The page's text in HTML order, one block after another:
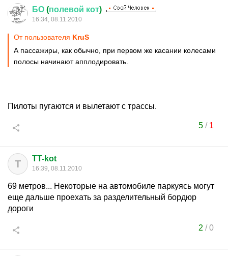
БО (полевой кот)
16:34, 08.11.2010
От пользователя KruS
А пассажиры, как обычно, при первом же касании колесами
полосы начинают апплодировать.
Пилоты пугаются и вылетают с трассы.
5/ 1
T TT-kot
16:39, 08.11.2010
69 метров... Некоторые на автомобиле паркуясь могут
еще дальше проехать за разделительный бордюр
дороги
2 /0